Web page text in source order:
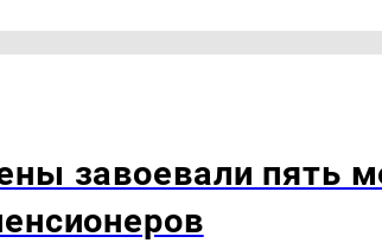
завоевали пять